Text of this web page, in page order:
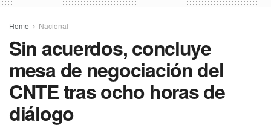
Home Nacional
Sin acuerdos, concluye
mesa de negociación del
CNTE tras ocho horas de
diálogo